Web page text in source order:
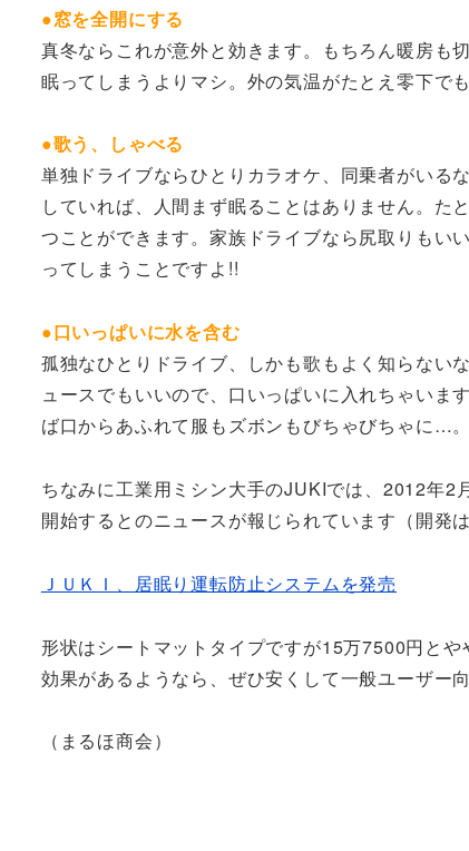
●窓を全開にする
真冬ならこれが意外と効きます。もちろん暖房も
眠ってしまうよりマシ。外の気温がたとえ零下で
●歌う、しゃべる
単独ドライブならひとりカラオケ、同乗者がいる
していれば、人間まず眠ることはありません。た
つことができます。家族ドライブなら尻取りもい
ってしまうことですよ!!
●口いっぱいに水を含む
孤独なひとりドライブ、しかも歌もよく知らな
ュースでもいいので、口いっぱいに入れちゃいま
ば口からあふれて服もズボンもびちゃびちゃに…
ちなみに工業用ミシン大手のJUKIでは、2012年2
開始するとのニュースが報じられています（開発
ＪＵＫＩ、居眠り運転防止システムを発売
形状はシートマットタイプですが15万7500円と
効果があるようなら、ぜひ安くして一般ユーザー
（まるほ商会）